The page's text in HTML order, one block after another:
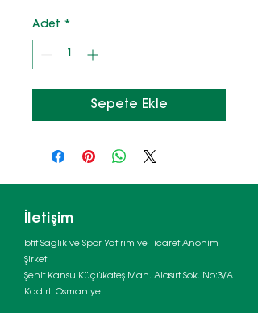
Adet *
Sepete Ekle
İletişim
bfit Sağlık ve Spor Yatırım ve Ticaret Anonim
Şirketi
Şehit Kansu Küçükateş Mah. Alasırt Sok. No:3/A
Kadirli Osmaniye